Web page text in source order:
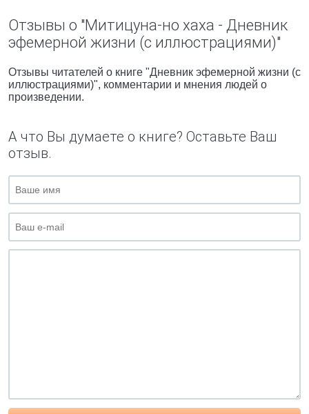
Отзывы о "Митицуна-но хаха - Дневник
эфемерной жизни (с иллюстрациями)"
Отзывы читателей о книге "Дневник эфемерной жизни (с
иллюстрациями)", комментарии и мнения людей о
произведении.
А что Вы думаете о книге? Оставьте Ваш
отзыв.